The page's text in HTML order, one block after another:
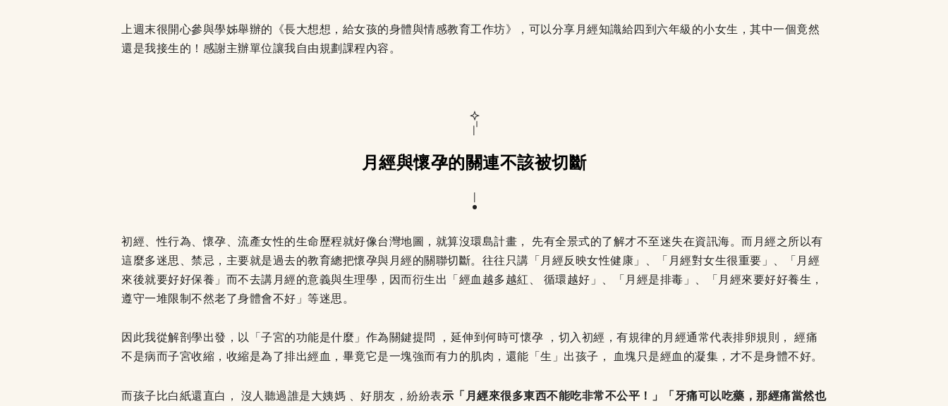
上週末很開心參與學姊舉辦的《長大想想，給女孩的身體與情感教育工作坊》，可以分享月經知識給四到六年級的小女生，其中一個竟然
還是我接生的！感謝主辦單位讓我自由規劃課程內容。
月經與懷孕的關連不該被切斷
初經、性行為、懷孕、流產女性的生命歷程就好像台灣地圖，就算沒環島計畫， 先有全景式的了解才不至迷失在資訊海。而月經之所以有
這麼多迷思、禁忌，主要就是過去的教育總把懷孕與月經的關聯切斷。往往只講「月經反映女性健康」、「月經對女生很重要」、「月經
來後就要好好保養」而不去講月經的意義與生理學，因而衍生出「經血越多越紅、 循環越好」、「月經是排毒」、「月經來要好好養生，
遵守一堆限制不然老了身體會不好」等迷思。
因此我從解剖學出發，以「子宮的功能是什麼」作為關鍵提問 ，延伸到何時可懷孕 ，切入初經，有規律的月經通常代表排卵規則， 經痛
不是病而子宮收縮，收縮是為了排出經血，畢竟它是一塊強而有力的肌肉，還能「生」出孩子， 血塊只是經血的凝集，才不是身體不好。
而孩子比白紙還直白， 沒人聽過誰是大姨媽 、好朋友，紛紛表示「月經來很多東西不能吃非常不公平！」「牙痛可以吃藥，那經痛當然也